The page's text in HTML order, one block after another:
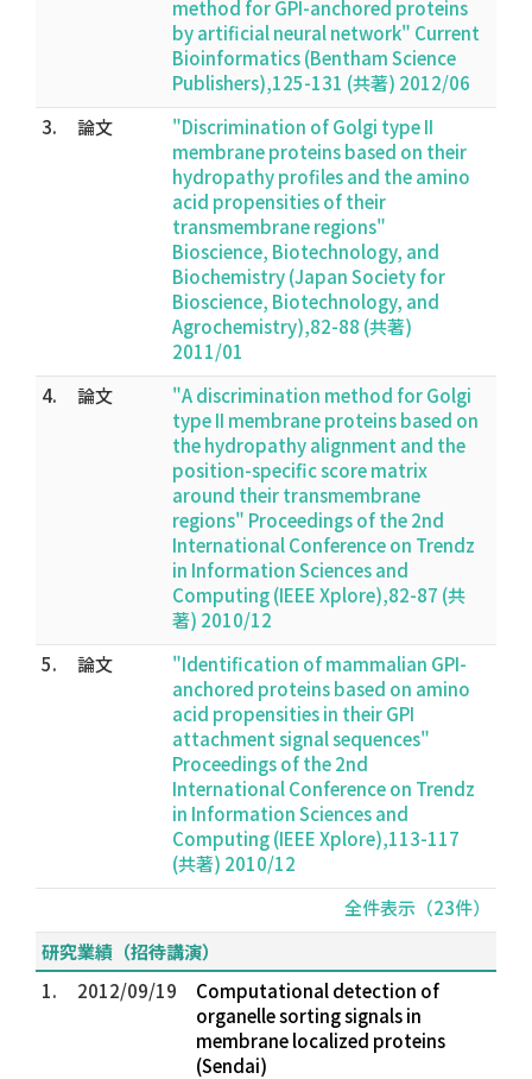
method for GPI-anchored proteins
by artificial neural network" Current
Bioinformatics (Bentham Science
Publishers),125-131 (共著) 2012/06
3.
論文
"Discrimination of Golgi type II
membrane proteins based on their
hydropathy profiles and the amino
acid propensities of their
transmembrane regions"
Bioscience, Biotechnology, and
Biochemistry (Japan Society for
Bioscience, Biotechnology, and
Agrochemistry),82-88 (共著)
2011/01
4.
論文
"A discrimination method for Golgi
type II membrane proteins based on
the hydropathy alignment and the
position-specific score matrix
around their transmembrane
regions" Proceedings of the 2nd
International Conference on Trendz
in Information Sciences and
Computing (IEEE Xplore),82-87 (共
著) 2010/12
5.
論文
"Identification of mammalian GPI-
anchored proteins based on amino
acid propensities in their GPI
attachment signal sequences"
Proceedings of the 2nd
International Conference on Trendz
in Information Sciences and
Computing (IEEE Xplore),113-117
(共著) 2010/12
全件表示（23件）
研究業績（招待講演）
1.
2012/09/19
Computational detection of
organelle sorting signals in
membrane localized proteins
(Sendai)